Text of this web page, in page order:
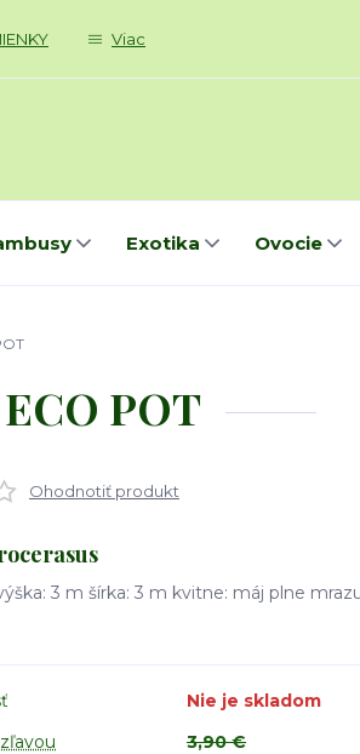
Viac
Exotika Ovocie
POT
Ohodnotiť produkt
3 m šírka: 3 m kvitne: máj plne
Nie je skladom
3,90 €